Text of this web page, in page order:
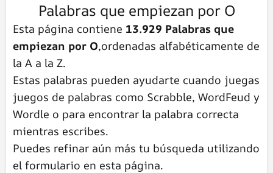
Palabras que empiezan por O
Esta página contiene 13.929 Palabras que
empiezan por O,ordenadas alfabéticamente de
la A a la Z.
Estas palabras pueden ayudarte cuando juegas
juegos de palabras como Scrabble, WordFeud y
Wordle o para encontrar la palabra correcta
mientras escribes.
Puedes refinar aún más tu búsqueda utilizando
el formulario en esta página.